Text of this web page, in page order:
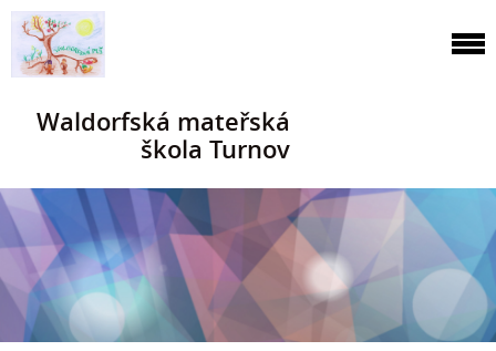
Waldorfská mateřská
škola Turnov